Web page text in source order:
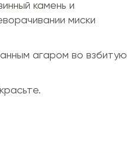
камень и
миски
агаром во взбитую